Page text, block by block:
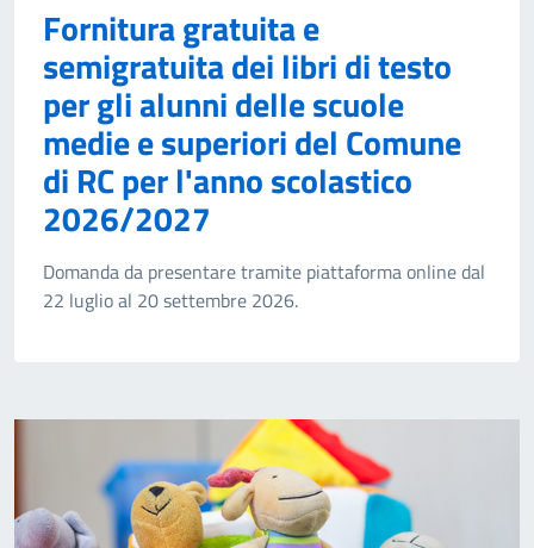
Fornitura gratuita e
semigratuita dei libri di testo
per gli alunni delle scuole
medie e superiori del Comune
di RC per l'anno scolastico
2026/2027
Domanda da presentare tramite piattaforma online dal
22 luglio al 20 settembre 2026.